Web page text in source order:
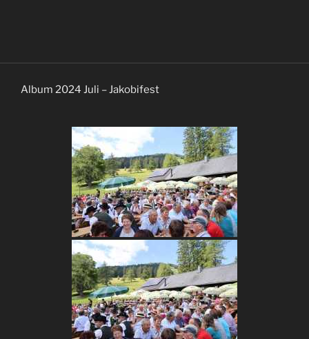
Album 2024 Juli – Jakobifest